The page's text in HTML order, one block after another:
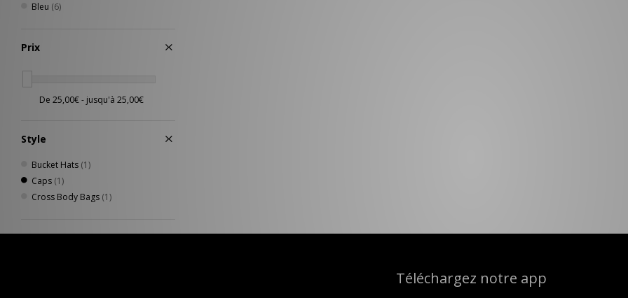
Bleu (6)
Prix
Style
Bucket Hats (1)
Caps (1)
Cross Body Bags (1)
Téléchargez notre app